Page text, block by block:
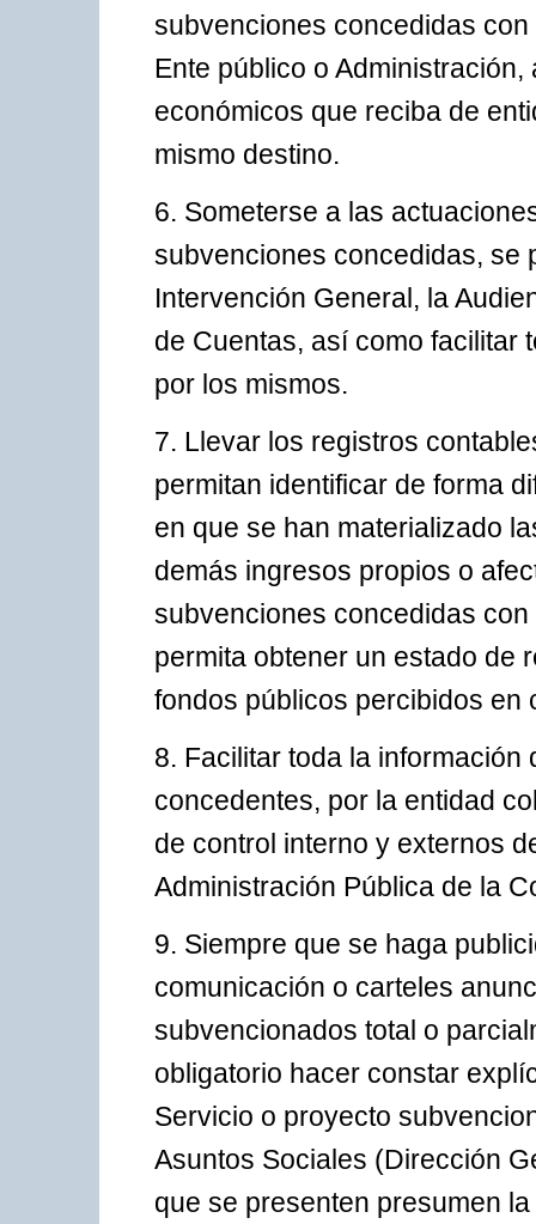
subvenciones concedidas
Ente público o
económicos que reciba de
mismo destino.
6. Someterse a las
subvenciones concedidas, se
Intervención General, la
de Cuentas, así como facilitar
por los mismos.
7. Llevar los registros
permitan identificar de forma
en que se han materializado
demás ingresos propios o
subvenciones concedidas
permita obtener un estado de
fondos públicos percibidos en
8. Facilitar toda la
concedentes, por la entidad
de control interno y externos
Administración Pública de la
9. Siempre que se haga
comunicación o carteles
subvencionados total o
obligatorio hacer constar
Servicio o proyecto
Asuntos Sociales (Dirección
que se presenten presumen